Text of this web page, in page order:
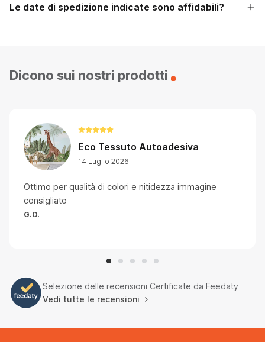
Le date di spedizione indicate sono affidabili?
Dicono sui nostri prodotti
Eco Tessuto Autoadesiva
14 Luglio 2026
Ottimo per qualità di colori e nitidezza immagine
consigliato
G.O.
Selezione delle recensioni Certificate da Feedaty
Vedi tutte le recensioni